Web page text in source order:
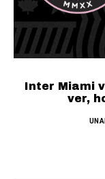
Inter Miami
ver,